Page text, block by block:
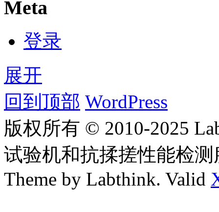
Meta
登录
展开
回到顶部 WordPress
版权所有 © 2010-2025
试验机和抗揉搓性能检
Theme by Labthink. Valid